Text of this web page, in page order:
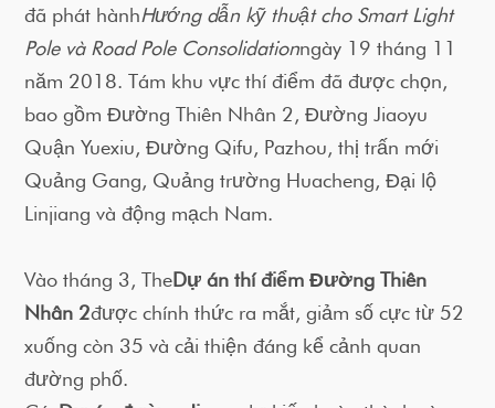
đã phát hànhHướng dẫn kỹ thuật cho Smart Light
Pole và Road Pole Consolidationngày 19 tháng 11
năm 2018. Tám khu vực thí điểm đã được chọn,
bao gồm Đường Thiên Nhân 2, Đường Jiaoyu
Quận Yuexiu, Đường Qifu, Pazhou, thị trấn mới
Quảng Gang, Quảng trường Huacheng, Đại lộ
Linjiang và động mạch Nam.
Vào tháng 3, TheDự án thí điểm Đường Thiên
Nhân 2được chính thức ra mắt, giảm số cực từ 52
xuống còn 35 và cải thiện đáng kể cảnh quan
đường phố.